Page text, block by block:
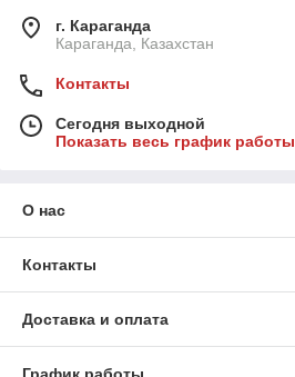
г. Караганда
Караганда, Казахстан
Контакты
Сегодня выходной
Показать весь график работы
О нас
Контакты
Доставка и оплата